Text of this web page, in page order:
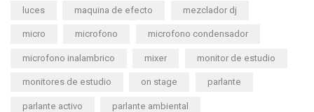
luces maquina de efecto mezclador dj
micro microfono microfono condensador
microfono inalambrico mixer monitor de estudio
monitores de estudio on stage parlante
parlante activo parlante ambiental